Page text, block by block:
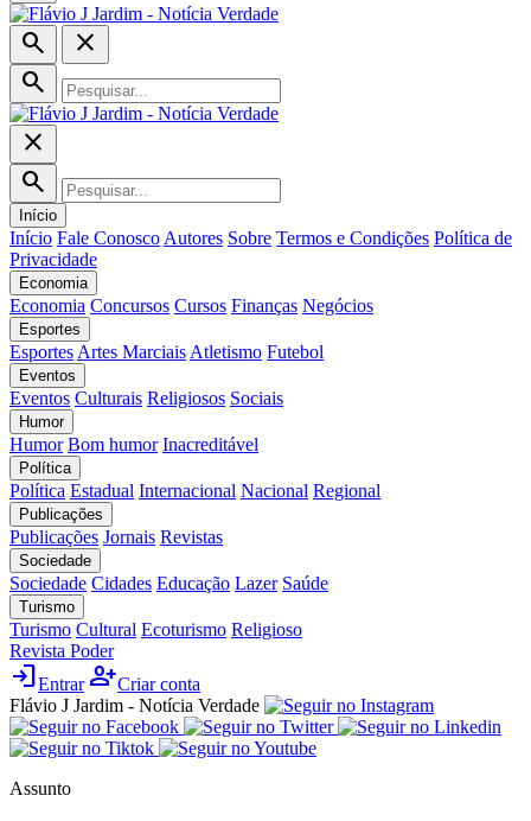
search
close
search
close
search
Início
Início Fale Conosco Autores Sobre Termos e Condições Política de
Privacidade
Economia
Economia Concursos Cursos Finanças Negócios
Esportes
Esportes Artes Marciais Atletismo Futebol
Eventos
Eventos Culturais Religiosos Sociais
Humor
Humor Bom humor Inacreditável
Política
Política Estadual Internacional Nacional Regional
Publicações
Publicações Jornais Revistas
Sociedade
Sociedade Cidades Educação Lazer Saúde
Turismo
Turismo Cultural Ecoturismo Religioso
Revista Poder
loginEntrar person_addCriar conta
Flávio J Jardim - Notícia Verdade
Assunto